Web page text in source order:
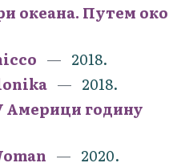
океана. Путем око
2018.
2018.
Америци годину
2020.